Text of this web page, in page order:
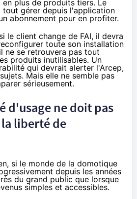
en plus de produits tiers. Le
gérer depuis l'application
abonnement pour en profiter.
le client change de FAI, il devra
toute son installation
ne se retrouvera pas tout
produits inutilisables. Un
qui devrait alerter l'Arcep,
. Mais elle ne semble pas
sérieusement.
d'usage ne doit pas
liberté de
si le monde de la domotique
depuis les années
du grand public que lorsque
simples et accessibles.